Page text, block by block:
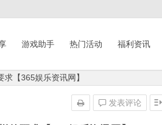
游戏助手 热门活动 福利资讯
【365娱乐资讯网】
发表评论